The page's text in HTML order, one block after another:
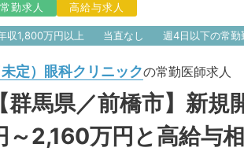
常勤求人 高給与求人
収1,800万円以上 当直なし 週4日以下の常勤
未定）眼科クリニックの常勤医師求人
【群馬県／前橋市】新
～2,160万円と高給与